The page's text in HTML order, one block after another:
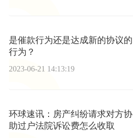
是催款行为还是达成新的协议的
行为？
2023-06-21 14:13:19
环球速讯：房产纠纷请求对方协
助过户法院诉讼费怎么收取